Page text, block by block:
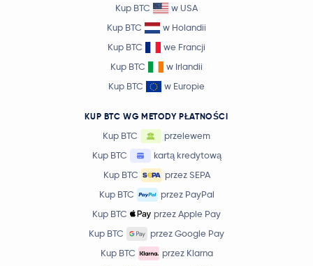
Kup BTC
w USA
Kup BTC
w Holandii
Kup BTC
we Francji
Kup BTC
w Irlandii
Kup BTC
w Europie
KUP BTC WG METODY PŁATNOŚCI
Kup BTC
przelewem
Kup BTC
kartą kredytową
Kup BTC
przez SEPA
Kup BTC
przez PayPal
Kup BTC
przez Apple Pay
Kup BTC
przez Google Pay
Kup BTC
przez Klarna